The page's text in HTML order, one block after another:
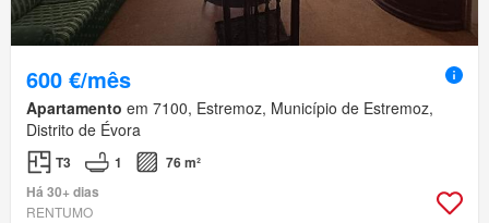
600 €/mês
Apartamento em 7100, Estremoz, Município de Estremoz,
Distrito de Évora
T3 1
76 m²
Há 30+ dias
RENTUMO